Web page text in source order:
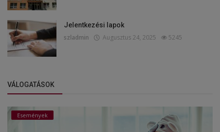
Jelentkezési lapok
szladmin Augusztus 24, 2025 5245
VÁLOGATÁSOK
Események